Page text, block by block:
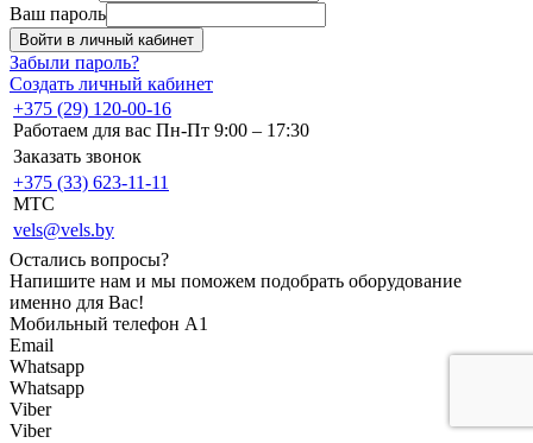
Ваш пароль
Войти в личный кабинет
Забыли пароль?
Создать личный кабинет
+375 (29) 120-00-16
Работаем для вас Пн-Пт 9:00 – 17:30
Заказать звонок
+375 (33) 623-11-11
MTC
vels@vels.by
Остались вопросы?
Напишите нам и мы поможем подобрать оборудование
именно для Вас!
Мобильный телефон A1
Email
Whatsapp
Whatsapp
Viber
Viber